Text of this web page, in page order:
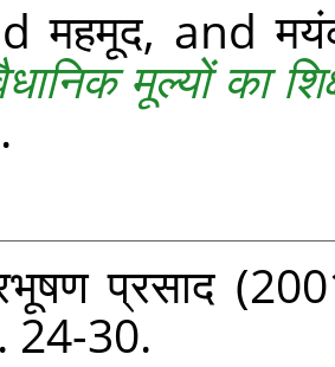
महमूद, and
मूल्यों का
प्रसाद
24-30.